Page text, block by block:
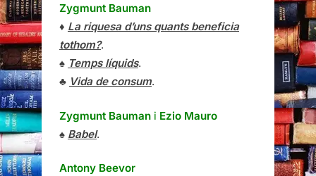
Zygmunt Bauman
♦ La riquesa d’uns quants beneficia
tothom?.
♠ Temps líquids.
♣ Vida de consum.
Zygmunt Bauman i Ezio Mauro
♠ Babel.
Antony Beevor